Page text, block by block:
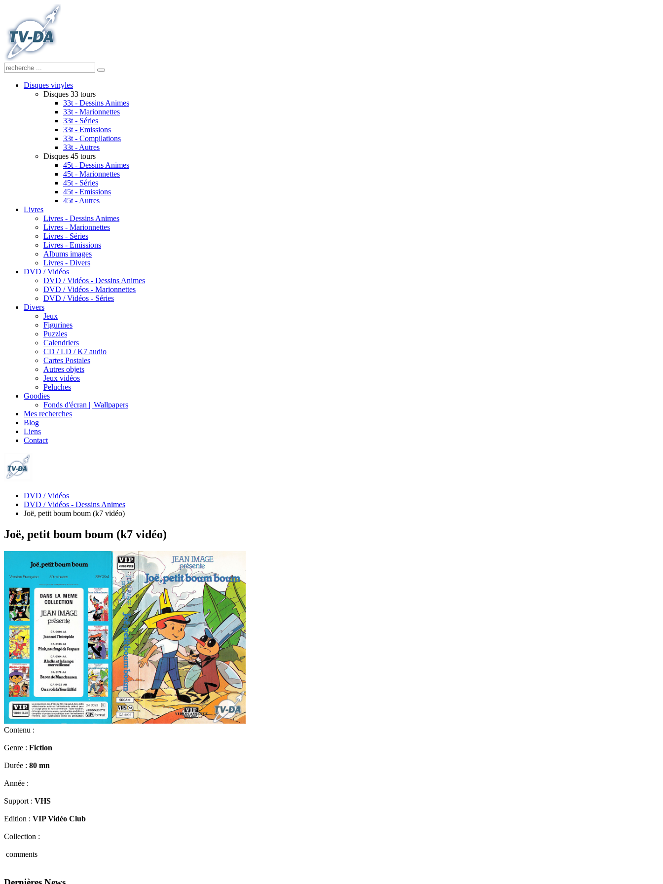
Disques vinyles
Disques 33 tours
33t - Dessins Animes
33t - Marionnettes
33t - Séries
33t - Emissions
33t - Compilations
33t - Autres
Disques 45 tours
45t - Dessins Animes
45t - Marionnettes
45t - Séries
45t - Emissions
45t - Autres
Livres
Livres - Dessins Animes
Livres - Marionnettes
Livres - Séries
Livres - Emissions
Albums images
Livres - Divers
DVD / Vidéos
DVD / Vidéos - Dessins Animes
DVD / Vidéos - Marionnettes
DVD / Vidéos - Séries
Divers
Jeux
Figurines
Puzzles
Calendriers
CD / LD / K7 audio
Cartes Postales
Autres objets
Jeux vidéos
Peluches
Goodies
Fonds d'écran || Wallpapers
Mes recherches
Blog
Liens
Contact
DVD / Vidéos
DVD / Vidéos - Dessins Animes
Joë, petit boum boum (k7 vidéo)
Joë, petit boum boum (k7 vidéo)
Contenu :
Genre : Fiction
Durée : 80 mn
Année :
Support : VHS
Edition : VIP Vidéo Club
Collection :
comments